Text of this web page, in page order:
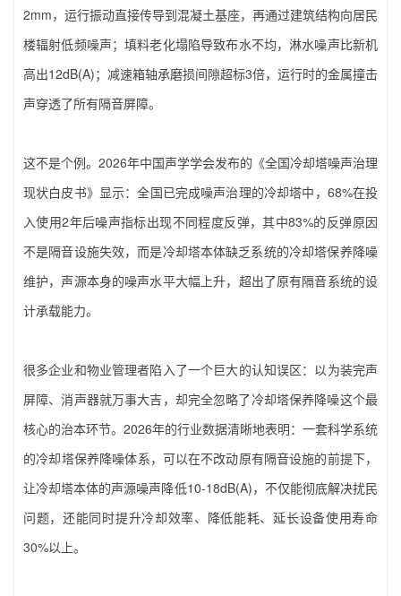
2mm，运行振动直接传导到混凝土基座，再通过建筑结构向居民
楼辐射低频噪声；填料老化塌陷导致布水不均，淋水噪声比新机
高出12dB(A)；减速箱轴承磨损间隙超标3倍，运行时的金属撞击
声穿透了所有隔音屏障。
这不是个例。2026年中国声学学会发布的《全国冷却塔噪声治理
现状白皮书》显示：全国已完成噪声治理的冷却塔中，68%在投
入使用2年后噪声指标出现不同程度反弹，其中83%的反弹原因
不是隔音设施失效，而是冷却塔本体缺乏系统的‌冷却塔保养降噪‌
维护，声源本身的噪声水平大幅上升，超出了原有隔音系统的设
计承载能力。
很多企业和物业管理者陷入了一个巨大的认知误区：以为装完声
屏障、消声器就万事大吉，却完全忽略了‌冷却塔保养降噪‌这个最
核心的治本环节。2026年的行业数据清晰地表明：一套科学系统
的‌冷却塔保养降噪‌体系，可以在不改动原有隔音设施的前提下，
让冷却塔本体的声源噪声降低10-18dB(A)，不仅能彻底解决扰民
问题，还能同时提升冷却效率、降低能耗、延长设备使用寿命
30%以上。